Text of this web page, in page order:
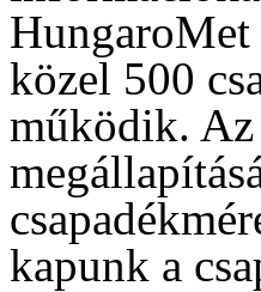
HungaroMet
közel 500
működik. Az
kapunk a